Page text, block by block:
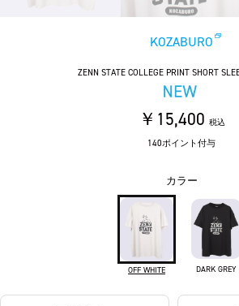
KOZABURO
ZENN STATE COLLEGE PRINT SHORT
￥15,400 税込
140ポイント付与
カラー
OFF WHITE DARK GREY